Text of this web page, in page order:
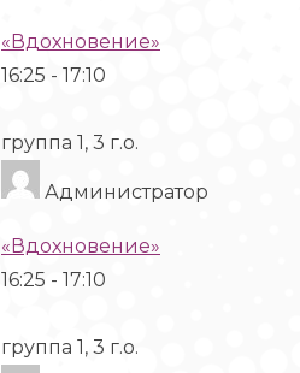
«Вдохновение»
16:25 - 17:10
группа 1, 3 г.о.
Администратор
«Вдохновение»
16:25 - 17:10
группа 1, 3 г.о.